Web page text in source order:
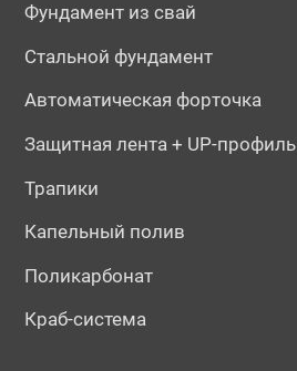
Фундамент из свай
Стальной фундамент
Автоматическая форточка
Защитная лента + UP-профиль
Трапики
Капельный полив
Поликарбонат
Краб-система